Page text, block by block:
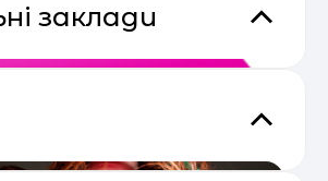
заклади